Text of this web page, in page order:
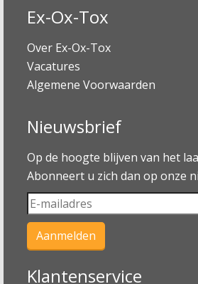
Ex-Ox-Tox
Over Ex-Ox-Tox
Vacatures
Algemene Voorwaarden
Nieuwsbrief
Op de hoogte blijven van het
Abonneert u zich dan op onze
Klantenservice